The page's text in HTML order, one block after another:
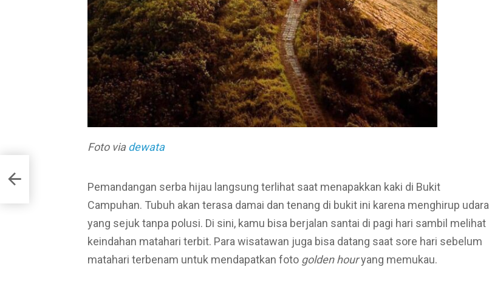
Foto viadewata
Pemandangan serba hijau langsung terlihat saat menapakkan kaki di Bukit
Campuhan. Tubuh akan terasa damai dan tenang di bukit ini karena menghirup udara
yang sejuk tanpa polusi. Di sini, kamu bisa berjalan santai di pagi hari sambil melihat
keindahan matahari terbit. Para wisatawan juga bisa datang saat sore hari sebelum
matahari terbenam untuk mendapatkan foto golden houryang memukau.